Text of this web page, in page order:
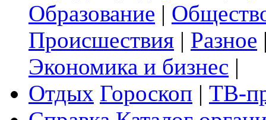
Образование |
Происшествия | Разное
Экономика и бизнес |
Отдых Гороскоп | ТВ-